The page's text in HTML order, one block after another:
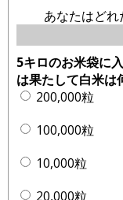
あなたはどれ
5キロのお米袋に
は果たして白米は
200,000粒
100,000粒
10,000粒
20,000粒